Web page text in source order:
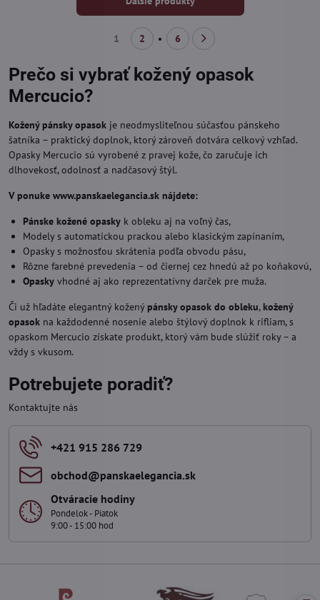
1 2 6
Prečo si vybrať kožený opasok
Mercucio?
Kožený pánsky opasok je neodmysliteľnou súčasťou pánskeho
šatníka – praktický doplnok, ktorý zároveň dotvára celkový vzhľad.
Opasky Mercucio sú vyrobené z pravej kože, čo zaručuje ich
dlhovekosť, odolnosť a nadčasový štýl.
V ponuke www.panskaelegancia.sk nájdete:
Pánske kožené opasky k obleku aj na voľný čas,
Modely s automatickou prackou alebo klasickým zapínaním,
Opasky s možnosťou skrátenia podľa obvodu pásu,
Rôzne farebné prevedenia – od čiernej cez hnedú až po koňakovú,
Opasky vhodné aj ako reprezentatívny darček pre muža.
Či už hľadáte elegantný koženýpánsky opasok do obleku,kožený
opasok na každodenné nosenie alebo štýlový doplnok k rifliam, s
opaskom Mercucio získate produkt, ktorý vám bude slúžiť roky – a
vždy s vkusom.
Potrebujete poradiť?
Kontaktujte nás
+421 915 286 729
obchod​@panskaelegancia​.sk
Otváracie hodiny
Pondelok - Piatok
9:00 - 15:00 hod